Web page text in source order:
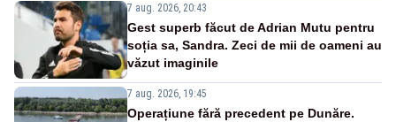
7 aug. 2026, 20:43
Gest superb făcut de Adrian Mutu pentru
soția sa, Sandra. Zeci de mii de oameni au
văzut imaginile
7 aug. 2026, 19:45
Operațiune fără precedent pe Dunăre.